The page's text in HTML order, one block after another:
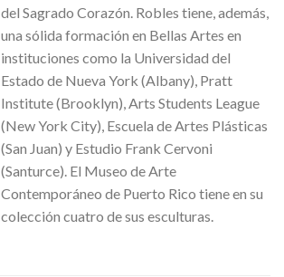
del Sagrado Corazón. Robles tiene, además,
una sólida formación en Bellas Artes en
instituciones como la Universidad del
Estado de Nueva York (Albany), Pratt
Institute (Brooklyn), Arts Students League
(New York City), Escuela de Artes Plásticas
(San Juan) y Estudio Frank Cervoni
(Santurce). El Museo de Arte
Contemporáneo de Puerto Rico tiene en su
colección cuatro de sus esculturas.